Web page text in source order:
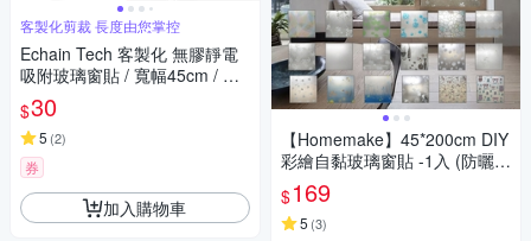
客製化剪裁 長度由您掌控
Echain Tech 客製化 無膠靜電
吸附玻璃窗貼 / 寬幅45cm / 每
單位10cm / 共9款
$30
5 (2)
券
加入購物車
【Homemake】45*200cm DIY
彩繪自黏玻璃窗貼 -1入 (防曬/
遮陽/玻璃貼/保護隱私/美化佈
置)
$169
5 (3)